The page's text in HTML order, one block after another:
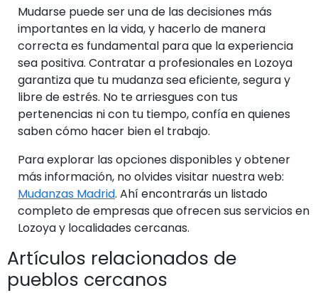
Mudarse puede ser una de las decisiones más
importantes en la vida, y hacerlo de manera
correcta es fundamental para que la experiencia
sea positiva. Contratar a profesionales en Lozoya
garantiza que tu mudanza sea eficiente, segura y
libre de estrés. No te arriesgues con tus
pertenencias ni con tu tiempo, confía en quienes
saben cómo hacer bien el trabajo.
Para explorar las opciones disponibles y obtener
más información, no olvides visitar nuestra web:
Mudanzas Madrid. Ahí encontrarás un listado
completo de empresas que ofrecen sus servicios en
Lozoya y localidades cercanas.
Artículos relacionados de
pueblos cercanos